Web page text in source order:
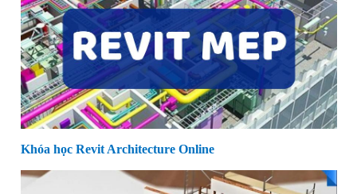
Khóa học Revit Architecture Online